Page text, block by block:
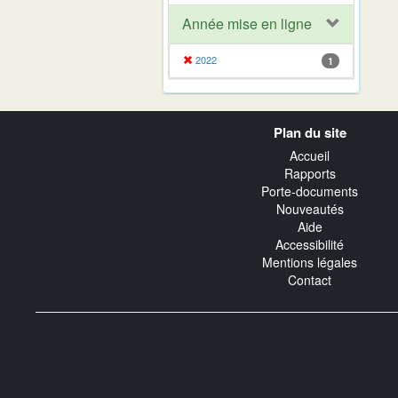
Année mise en ligne
2022 1
Plan du site
Accueil
Rapports
Porte-documents
Nouveautés
Aide
Accessibilité
Mentions légales
Contact